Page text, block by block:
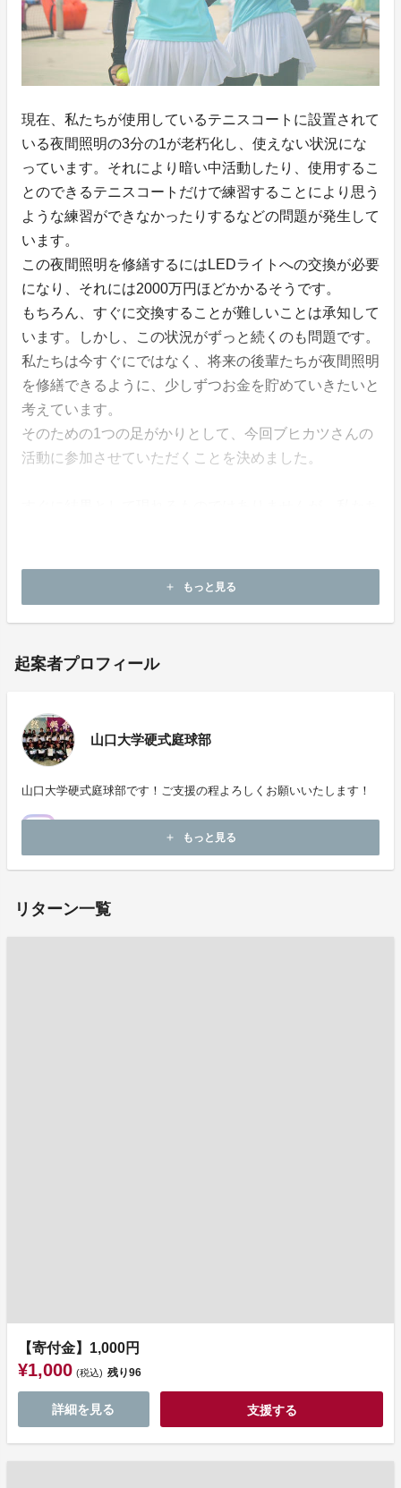
現在、私たちが使用しているテニスコートに設置されて
いる夜間照明の3分の1が老朽化し、使えない状況にな
っています。それにより暗い中活動したり、使用するこ
とのできるテニスコートだけで練習することにより思う
ような練習ができなかったりするなどの問題が発生して
います。
この夜間照明を修繕するにはLEDライトへの交換が必要
になり、それには2000万円ほどかかるそうです。
もちろん、すぐに交換することが難しいことは承知して
います。しかし、この状況がずっと続くのも問題です。
私たちは今すぐにではなく、将来の後輩たちが夜間照明
を修繕できるように、少しずつお金を貯めていきたいと
考えています。
そのための1つの足がかりとして、今回ブヒカツさんの
活動に参加させていただくことを決めました。
よろしくお願いいたします。
add もっと見る
起案者プロフィール
山口大学硬式庭球部
山口大学硬式庭球部です！ご支援の程よろしくお願いいたします！
add もっと見る
リターン一覧
【寄付金】1,000円
¥1,000 (税込) 残り96
詳細を見る 支援する